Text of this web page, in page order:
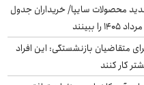
محصولات سایپا/ خریداران جدول
متقاضیان بازنشستگی: این افراد